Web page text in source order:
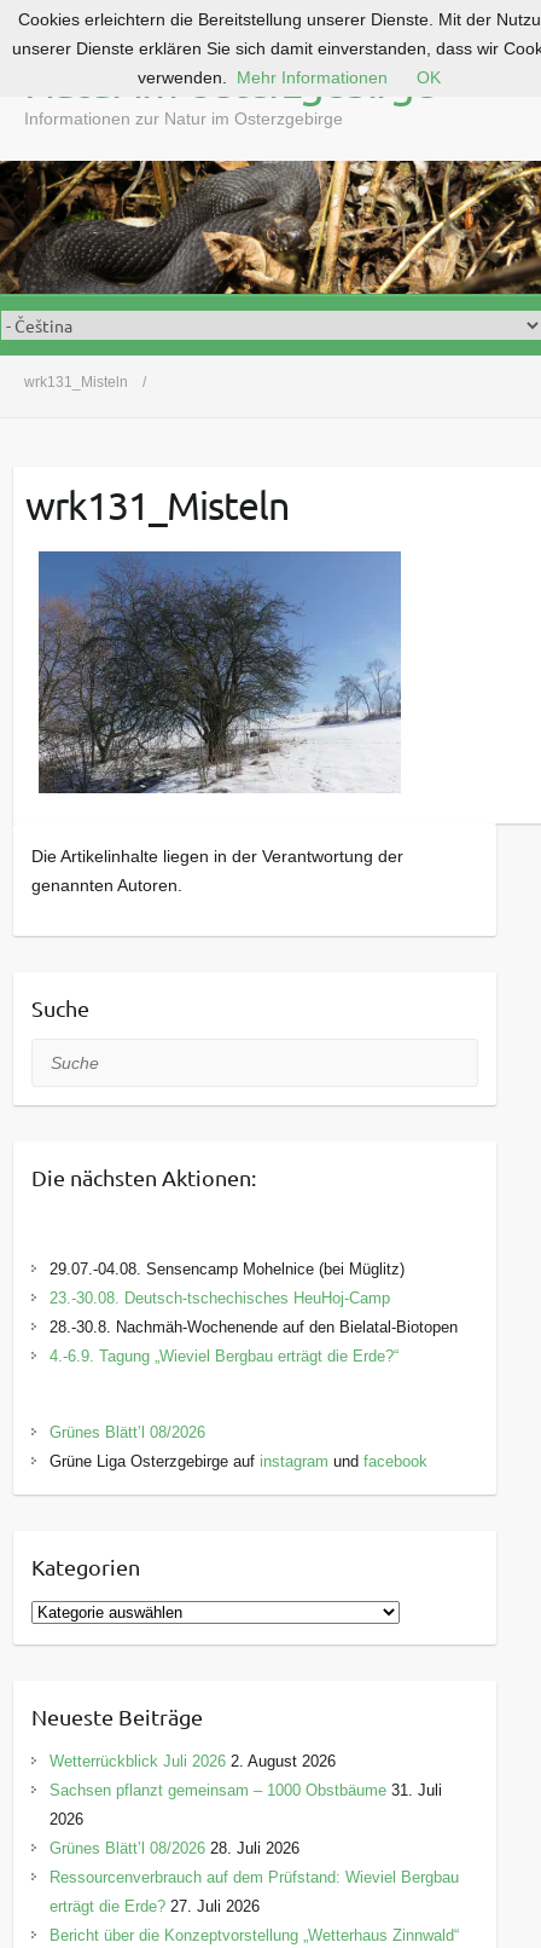
o
c
o
n
t
e
n
Natur im Osterzgebirge
Informationen zur Natur im Osterzgebirge
wrk131_Misteln
wrk131_Misteln
Die Artikelinhalte liegen in der Verantwortung der
genannten Autoren.
Suche
Suche
Die nächsten Aktionen:
29.07.-04.08. Sensencamp Mohelnice (bei Müglitz)
23.-30.08. Deutsch-tschechisches HeuHoj-Camp
28.-30.8. Nachmäh-Wochenende auf den Bielatal-Biotopen
4.-6.9. Tagung „Wieviel Bergbau erträgt die Erde?“
Grünes Blätt’l 08/2026
Grüne Liga Osterzgebirge auf instagram undfacebook
Kategorien
K
a
g
o
r
e
n
Neueste Beiträge
Wetterrückblick Juli 2026 2. August 2026
Sachsen pflanzt gemeinsam – 1000 Obstbäume 31. Juli
2026
Grünes Blätt’l 08/2026 28. Juli 2026
Ressourcenverbrauch auf dem Prüfstand: Wieviel Bergbau
erträgt die Erde? 27. Juli 2026
Bericht über die Konzeptvorstellung „Wetterhaus Zinnwald“
Cookies erleichtern die Bereitstellung unserer Dienste. Mit der
unserer Dienste erklären Sie sich damit einverstanden, dass wir
verwenden.
Mehr Informationen OK